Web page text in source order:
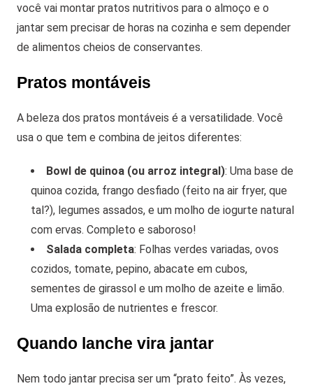
você vai montar pratos nutritivos para o almoço e o
jantar sem precisar de horas na cozinha e sem depender
de alimentos cheios de conservantes.
Pratos montáveis
A beleza dos pratos montáveis é a versatilidade. Você
usa o que tem e combina de jeitos diferentes:
Bowl de quinoa (ou arroz integral): Uma base de
quinoa cozida, frango desfiado (feito na air fryer, que
tal?), legumes assados, e um molho de iogurte natural
com ervas. Completo e saboroso!
Salada completa: Folhas verdes variadas, ovos
cozidos, tomate, pepino, abacate em cubos,
sementes de girassol e um molho de azeite e limão.
Uma explosão de nutrientes e frescor.
Quando lanche vira jantar
Nem todo jantar precisa ser um “prato feito”. Às vezes,